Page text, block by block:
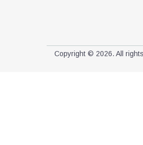
Copyright © 2026. All